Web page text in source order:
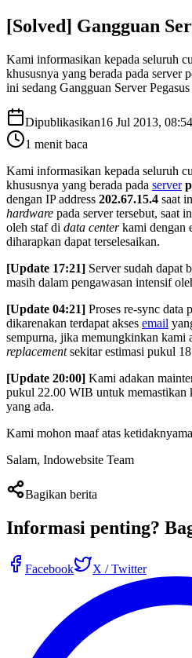
[Solved] Gangguan
Kami informasikan kepada seluruh
khususnya yang berada pada server
ini sedang Gangguan Server Pegasus
Dipublikasikan16 Jul 2013, 08:54
1 menit baca
Kami informasikan kepada seluruh
khususnya yang berada pada server
dengan IP address 202.67.15.4 saat
hardware pada server tersebut, saat
oleh staf di data centerkami dengan
diharapkan dapat terselesaikan.
[Update 17:21] Server sudah dapat
masih dalam pengawasan intensif
[Update 04:21] Proses re-sync data
dikarenakan terdapat akses email
sempurna, jika memungkinkan kami
replacementsekitar estimasi pukul
[Update 20:00] Kami adakan
pukul 22.00 WIB untuk memastikan
yang ada.
Kami mohon maaf atas
Salam, Indowebsite Team
Bagikan berita
Informasi penting?
Facebook X / Twitter